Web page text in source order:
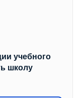
учебного
школу